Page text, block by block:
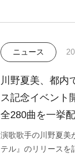
ニュース
川野夏美、都内
ス記念イベン
全280曲を一挙
演歌歌手の川野夏美
テル』のリリースを